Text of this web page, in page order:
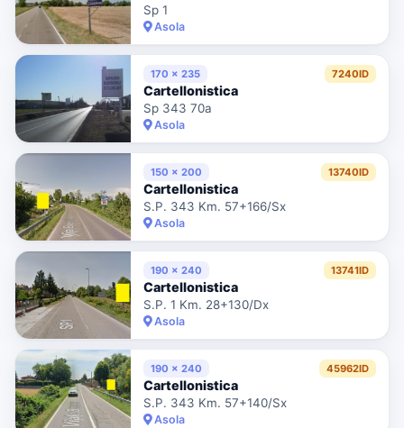
Sp 1
Asola
170 x 235 7240ID
Cartellonistica
Sp 343 70a
Asola
150 x 200 13740ID
Cartellonistica
S.P. 343 Km. 57+166/Sx
Asola
190 x 240 13741ID
Cartellonistica
S.P. 1 Km. 28+130/Dx
Asola
190 x 240 45962ID
Cartellonistica
S.P. 343 Km. 57+140/Sx
Asola